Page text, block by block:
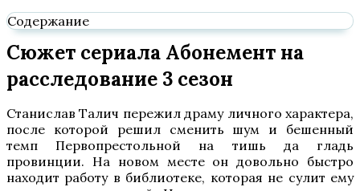
Содержание
Сюжет сериала Абонемент на
расследование 3 сезон
Станислав Талич пережил драму личного характера,
после которой решил сменить шум и бешенный
темп Первопрестольной на тишь да гладь
провинции. На новом месте он довольно быстро
находит работу в библиотеке, которая не сулит ему